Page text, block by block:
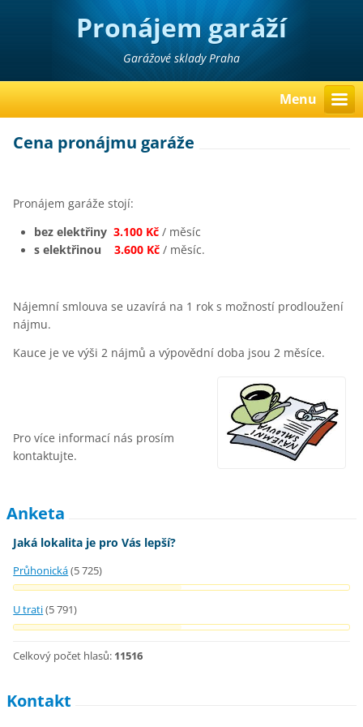
Pronájem garáží
Garážové sklady Praha
Menu
Cena pronájmu garáže
Pronájem garáže stojí:
bez elektřiny 3.100 Kč / měsíc
s elektřinou
3.600 Kč / měsíc.
Nájemní smlouva se uzavírá na 1 rok s možností prodloužení
nájmu.
Kauce je ve výši 2 nájmů a výpovědní doba jsou 2 měsíce.
Pro více informací nás prosím
kontaktujte.
Anketa
Jaká lokalita je pro Vás lepší?
Průhonická(5 725)
U trati(5 791)
Celkový počet hlasů: 11516
Kontakt